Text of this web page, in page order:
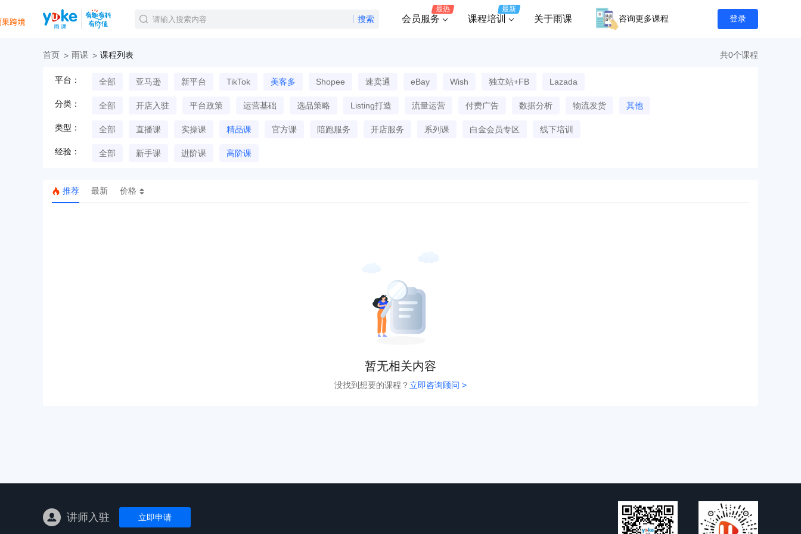
搜索 会员服务
最热
课程培训
最新
关于雨课 咨询更多课程 登录
首页 雨课 课程列表 共0个课程
平台： 全部 亚马逊 新平台 TikTok 美客多 Shopee 速卖通 eBay Wish 独立站+FB Lazada
分类： 全部 开店入驻 平台政策 运营基础 选品策略 Listing打造 流量运营 付费广告 数据分析 物流发货 其他
类型： 全部 直播课 实操课 精品课 官方课 陪跑服务 开店服务 系列课 白金会员专区 线下培训
经验： 全部 新手课 进阶课 高阶课
推荐 最新 价格
暂无相关内容
没找到想要的课程？ 立即咨询顾问 >
讲师入驻 立即申请